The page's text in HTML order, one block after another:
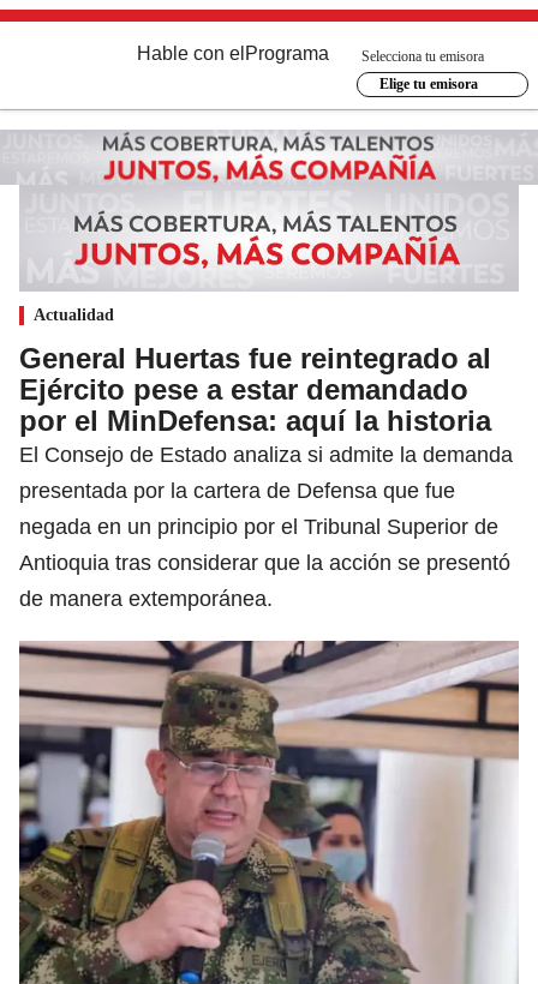
Hable con el Programa
Selecciona tu emisora
Elige tu emisora
Actualidad
General Huertas fue reintegrado al
Ejército pese a estar demandado
por el MinDefensa: aquí la historia
El Consejo de Estado analiza si admite la demanda
presentada por la cartera de Defensa que fue
negada en un principio por el Tribunal Superior de
Antioquia tras considerar que la acción se presentó
de manera extemporánea.